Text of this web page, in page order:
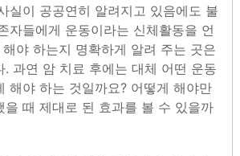
실이 공공연히 알려지고 있음에도 불
자들에게 운동이라는 신체활동을 언
야 하는지 명확하게 알려 주는 곳은
. 과연 암 치료 후에는 대체 어떤 운동
해야 하는 것일까요? 어떻게 해야만
을 때 제대로 된 효과를 볼 수 있을까